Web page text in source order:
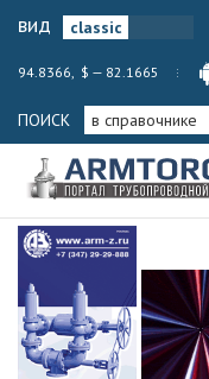
вид
94.8366, $ — 82.1665
ПОИСК в справочнике